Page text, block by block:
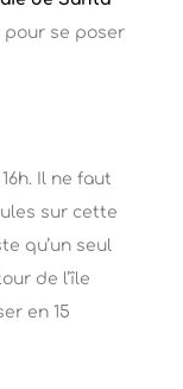
pour se poser
Il ne faut
sur cette
qu’un seul
de l’île
en 15